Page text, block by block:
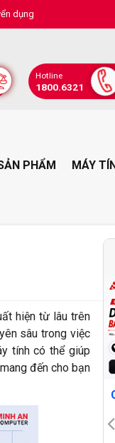
dụng
Hotline
1800.6321
PHẨM MÁY
hiện từ lâu trên
sâu trong việc
tính có thể giúp
mang đến cho bạn